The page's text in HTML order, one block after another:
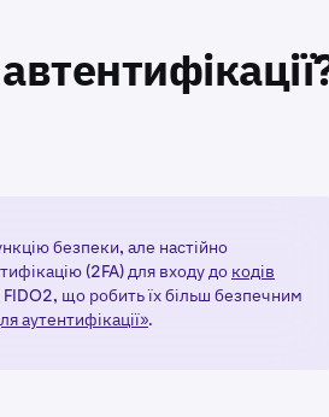
безпеки, але настійно
(2FA) для входу до кодів
що робить їх більш безпечним
аутентифікації».